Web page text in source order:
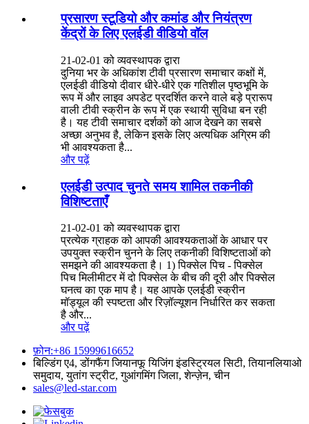
प्रसारण स्टूडियो और कमांड और नियंत्रण
केंद्रों के लिए एलईडी वीडियो वॉल
21-02-01 को व्यवस्थापक द्वारा
दुनिया भर के अधिकांश टीवी प्रसारण समाचार कक्षों में,
एलईडी वीडियो दीवार धीरे-धीरे एक गतिशील पृष्ठभूमि के
रूप में और लाइव अपडेट प्रदर्शित करने वाले बड़े प्रारूप
वाली टीवी स्क्रीन के रूप में एक स्थायी सुविधा बन रही
है। यह टीवी समाचार दर्शकों को आज देखने का सबसे
अच्छा अनुभव है, लेकिन इसके लिए अत्यधिक अग्रिम की
भी आवश्यकता है...
और पढ़ें
एलईडी उत्पाद चुनते समय शामिल तकनीकी
विशिष्टताएँ
21-02-01 को व्यवस्थापक द्वारा
प्रत्येक ग्राहक को आपकी आवश्यकताओं के आधार पर
उपयुक्त स्क्रीन चुनने के लिए तकनीकी विशिष्टताओं को
समझने की आवश्यकता है। 1) पिक्सेल पिच - पिक्सेल
पिच मिलीमीटर में दो पिक्सेल के बीच की दूरी और पिक्सेल
घनत्व का एक माप है। यह आपके एलईडी स्क्रीन
मॉड्यूल की स्पष्टता और रिज़ॉल्यूशन निर्धारित कर सकता
है और...
और पढ़ें
फ़ोन:+86 15999616652
बिल्डिंग ए4, डोंगफैंग जियानफू यिजिंग इंडस्ट्रियल सिटी, तियानलियाओ
समुदाय, युतांग स्ट्रीट, गुआंगमिंग जिला, शेन्ज़ेन, चीन
sales@led-star.com